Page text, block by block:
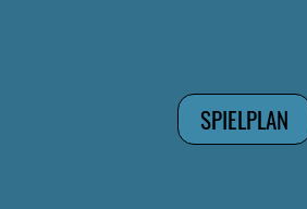
SPIELPLAN